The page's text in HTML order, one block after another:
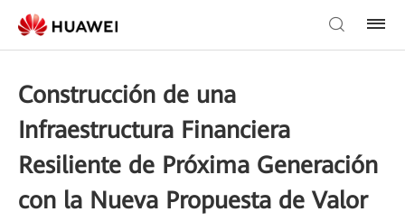
Construcción de una
Infraestructura Financiera
Resiliente de Próxima Generación
con la Nueva Propuesta de Valor